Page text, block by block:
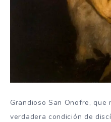
Grandioso San Onofre,
verdadera condición de